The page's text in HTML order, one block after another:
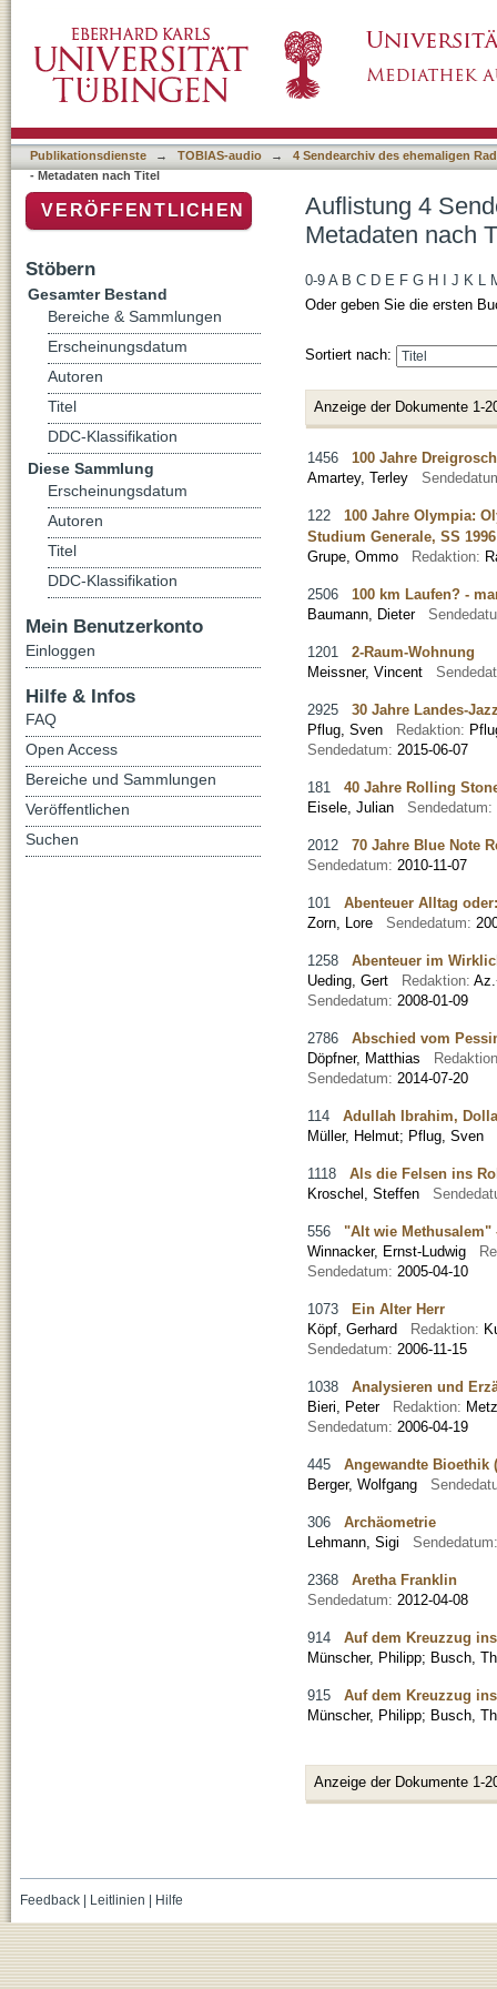
Publikationsdienste → TOBIAS-audio →
4 Sendearchiv des ehemaligen
- Metadaten nach Titel
Auflistung 4
Metadaten nach
0-9 A B C D E F G H J K L
Oder geben Sie die ersten
Sortiert nach:
Anzeige der Dokumente 1-
1456 100 Jahre
Amartey, Terley
122 100 Jahre Olympia:
Studium Generale, SS 1996
Grupe, Ommo
Redaktion:
2506 100 km Laufen? -
Baumann, Dieter
1201 2-Raum-Wohnung
Meissner, Vincent
2925 30 Jahre Landes-
Pflug, Sven
Redaktion:
Sendedatum: 2015-06-07
181 40 Jahre Rolling
Eisele, Julian
Sendedatum:
2012 70 Jahre Blue Note
Sendedatum: 2010-11-07
101 Abenteuer Alltag
Zorn, Lore
Sendedatum:
1258 Abenteuer im
Ueding, Gert
Redaktion:
Sendedatum: 2008-01-09
2786 Abschied vom
Döpfner, Matthias
Sendedatum: 2014-07-20
114 Adullah Ibrahim,
Müller, Helmut; Pflug, Sven
1118 Als die Felsen ins
Kroschel, Steffen
556 "Alt wie Methusalem"
Winnacker, Ernst-Ludwig
Sendedatum: 2005-04-10
1073 Ein Alter Herr
Köpf, Gerhard
Redaktion:
Sendedatum: 2006-11-15
1038 Analysieren und
Bieri, Peter
Redaktion:
Sendedatum: 2006-04-19
445 Angewandte Bioethik
Berger, Wolfgang
306 Archäometrie
Lehmann, Sigi
2368 Aretha Franklin
Sendedatum: 2012-04-08
914 Auf dem Kreuzzug
Münscher, Philipp; Busch,
915 Auf dem Kreuzzug
Münscher, Philipp; Busch,
Anzeige der Dokumente 1-
VERÖFFENTLICHEN
Stöbern
Gesamter Bestand
Bereiche & Sammlungen
Erscheinungsdatum
Autoren
Titel
DDC-Klassifikation
Diese Sammlung
Erscheinungsdatum
Autoren
Titel
DDC-Klassifikation
Mein Benutzerkonto
Einloggen
Hilfe & Infos
FAQ
Open Access
Bereiche und Sammlungen
Veröffentlichen
Suchen
Feedback| Leitlinien | Hilfe